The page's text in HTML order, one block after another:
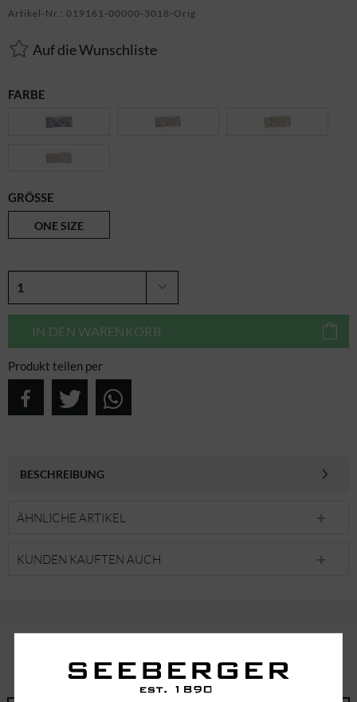
Artikel-Nr.: 019161-00000-3018-Orig
Auf die Wunschliste
FARBE
GRÖSSE
ONE SIZE
IN DEN WARENKORB
Produkt teilen per
BESCHREIBUNG
ÄHNLICHE ARTIKEL
KUNDEN KAUFTEN AUCH
ERHALTEN SIE EINMALIG EINEN 5 EURO GUTSCHEIN